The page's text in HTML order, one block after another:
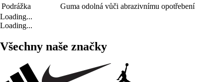
Podrážka
Guma odolná vůči abrazivnímu opotřebení
Loading...
Loading...
Všechny naše značky